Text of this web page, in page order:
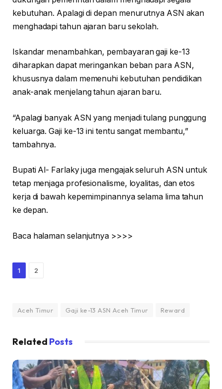
kebutuhan. Apalagi di depan menurutnya ASN akan
menghadapi tahun ajaran baru sekolah.
Iskandar menambahkan, pembayaran gaji ke-13
diharapkan dapat meringankan beban para ASN,
khususnya dalam memenuhi kebutuhan pendidikan
anak-anak menjelang tahun ajaran baru.
“Apalagi banyak ASN yang menjadi tulang punggung
keluarga. Gaji ke-13 ini tentu sangat membantu,”
tambahnya.
Bupati Al- Farlaky juga mengajak seluruh ASN untuk
tetap menjaga profesionalisme, loyalitas, dan etos
kerja di bawah kepemimpinannya selama lima tahun
ke depan.
Baca halaman selanjutnya >>>>
1 2
Aceh Timur Gaji ke-13 ASN Aceh Timur Reward
Related Posts